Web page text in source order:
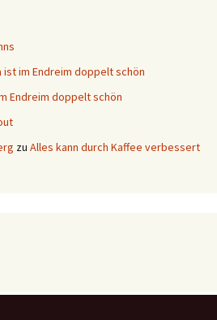
ist im Endreim doppelt schön
Endreim doppelt schön
zu Alles kann durch Kaffee verbessert